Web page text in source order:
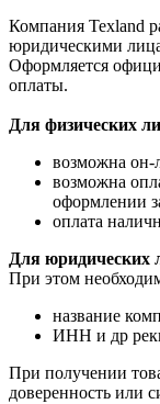
Компания Texland
юридическими
Оформляется
оплаты.
Для физических
возможна он-
возможна
оформлении
оплата
Для юридических
При этом
название
ИНН и др
При получении
доверенность или